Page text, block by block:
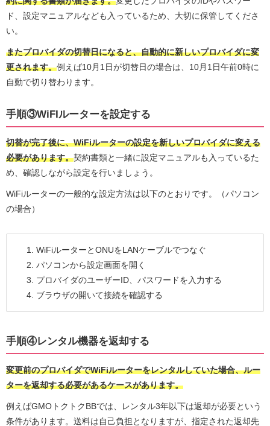
ド、設定マニュアルなども入っているため、大切に保管してくださ
い。
またプロバイダの切替日になると、自動的に新しいプロバイダに変
更されます。例えば10月1日が切替日の場合は、10月1日午前0時に
自動で切り替わります。
手順③WiFIルーターを設定する
切替が完了後に、WiFiルーターの設定を新しいプロバイダに変える
必要があります。契約書類と一緒に設定マニュアルも入っているた
め、確認しながら設定を行いましょう。
WiFiルーターの一般的な設定方法は以下のとおりです。（パソコン
の場合）
WiFiルーターとONUをLANケーブルでつなぐ
パソコンから設定画面を開く
プロバイダのユーザーID、パスワードを入力する
ブラウザの開いて接続を確認する
手順④レンタル機器を返却する
変更前のプロバイダでWiFiルーターをレンタルしていた場合、ルー
ターを返却する必要があるケースがあります。
例えばGMOトクトクBBでは、レンタル3年以下は返却が必要という
条件があります。送料は自己負担となりますが、指定された返却先